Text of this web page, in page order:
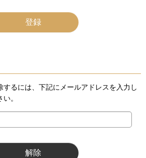
登録
するには、下記にメールアドレスを入力し
。
解除